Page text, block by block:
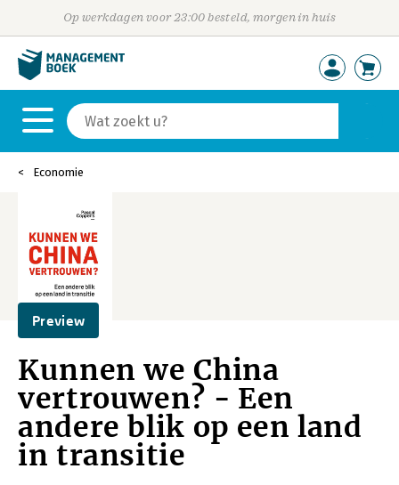
Op werkdagen voor 23:00 besteld, morgen in huis
Economie
Preview
Kunnen we China
vertrouwen? - Een
andere blik op een land
in transitie